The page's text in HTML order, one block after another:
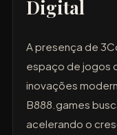
Digital
A presença de
espaço de jogos
inovações
B888.games
acelerando o